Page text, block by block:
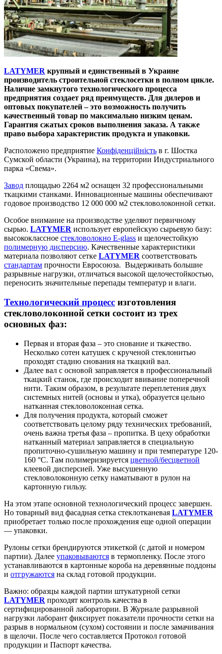
LATYMER крупный и единственный в Украине
производитель строительной стеклосетки в полном цикле.
Наличие замкнутого технологического процесса
предприятия создает ряд преимуществ. Для дилеров и
оптовых покупателей – это возможность получить
качественный товар по максимально низким ценам.
Гарантия сжатых сроков выполнения заказа. А также
право выбора характеристик продукта и упаковки.
Расположено предприятие Конфіденційність в г. Шостка
Сумской области (Украина), на территории Индустриального
парка «Свема».
Завод площадью 2264 м2 оснащен 32 профессиональными
ткацкими станками. Инновационные машины обеспечивают
годовое производство 12 000 000 м2 стекловолоконной сетки.
Особое внимание на производстве уделяют первичному
сырью. LATYMER использует европейскую сырьевую базу:
высококлассное стекловолокно Е-glass и щелочестойкую
полимерную дисперсию. Качественные характеристики
материала позволяют сетке LATYMER соответствовать
стандартам прочности Евросоюза. Выдерживать большие
разрывные нагрузки, отличаться высокой щелочестойкостью,
переносить значительные перепады температур и влаги.
Технологический процесс изготовления
стекловолоконной сетки состоит из трех
основных фаз:
Первая и вторая фаза – это снование и ткачество.
Несколько сотен катушек с крученой стеклонитью
проходят стадию снования на ткацкий вал.
Далее вал с основой заправляется в профессиональный
ткацкий станок, где происходит ввивание поперечной
нити. Таким образом, в результате переплетения двух
системных нитей (основы и утка), образуется цельно
натканная стекловолоконная сетка.
Для получения продукта, который сможет
соответствовать целому ряду технических требований,
очень важна третья фаза – пропитка. В цеху обработки
натканный материал заправляется в специальную
пропиточно-сушильную машину и при температуре 120-
160 °C. Там полимеризируется цветной/бесцветной
клеевой дисперсией. Уже высушенную
стекловолоконную сетку наматывают в рулон на
картонную гильзу.
На этом этапе основной технологический процесс завершен.
Но товарный вид фасадная сетка стеклотканевая LATYMER
приобретает только после прохождения еще одной операции
— упаковки.
Рулоны сетки брендируются этикеткой (с датой и номером
партии). Далее упаковываются в термопленку. После этого
устанавливаются в картонные короба на деревянные поддоны
и отгружаются на склад готовой продукции.
Важно: образцы каждой партии штукатурной сетки
LATYMER проходят контроль качества в
сертифицированной лаборатории. В Журнале разрывной
нагрузки лаборант фиксирует показатели прочности сетки на
разрыв в нормальном (сухом) состоянии и после замачивания
в щелочи. После чего составляется Протокол готовой
продукции и Паспорт качества.